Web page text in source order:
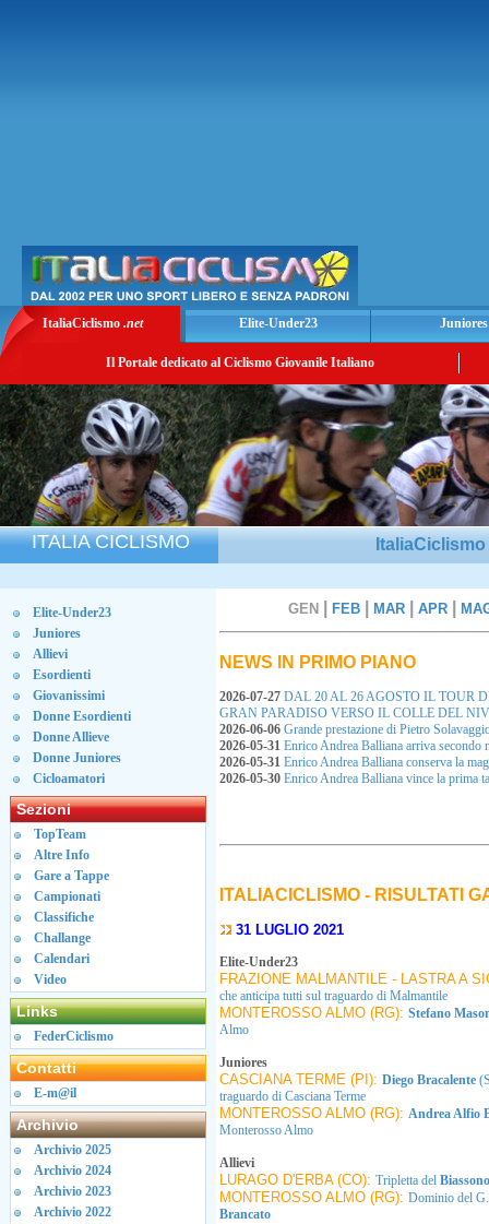
ItaliaCiclismo .net Elite-Under23 Juniores
Il Portale dedicato al Ciclismo Giovanile Italiano
ITALIA CICLISMO
Elite-Under23
Juniores
Allievi
Esordienti
Giovanissimi
Donne Esordienti
Donne Allieve
Donne Juniores
Cicloamatori
Sezioni
TopTeam
Altre Info
Gare a Tappe
Campionati
Classifiche
Challange
Calendari
Video
Links
FederCiclismo
Contatti
E-m@il
Archivio
Archivio 2025
Archivio 2024
Archivio 2023
Archivio 2022
GEN FEB MAR APR
NEWS IN PRIMO PIANO
2026-07-27 DAL 20 AL 26 AGOSTO IL TOUR
GRAN PARADISO VERSO IL COLLE DEL
2026-06-06 Grande prestazione di Pietro
2026-05-31 Enrico Andrea Balliana arriva
2026-05-31 Enrico Andrea Balliana conserva la
2026-05-30 Enrico Andrea Balliana vince la prima
ITALIACICLISMO - RISULTATI
31 LUGLIO 2021
Elite-Under23
FRAZIONE MALMANTILE - LASTRA A
che anticipa tutti sul traguardo di Malmantile
MONTEROSSO ALMO (RG): Stefano
Almo
Juniores
CASCIANA TERME (PI): Diego Bracalente
traguardo di Casciana Terme
MONTEROSSO ALMO (RG): Andrea Alfio
Monterosso Almo
Allievi
LURAGO D'ERBA (CO): Tripletta del
MONTEROSSO ALMO (RG): Dominio del
Brancato